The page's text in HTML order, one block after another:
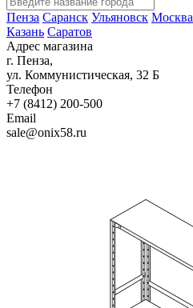
Пенза Саранск Ульяновск Москва
Казань Саратов
Адрес магазина
г. Пенза,
ул. Коммунистическая, 32 Б
Телефон
+7 (8412) 200-500
Email
sale@onix58.ru